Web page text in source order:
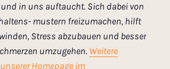
in uns auftaucht. Sich dabei von
mustern freizumachen, hilft
Stress abzubauen und besser
umzugehen. Weitere
Homepage im